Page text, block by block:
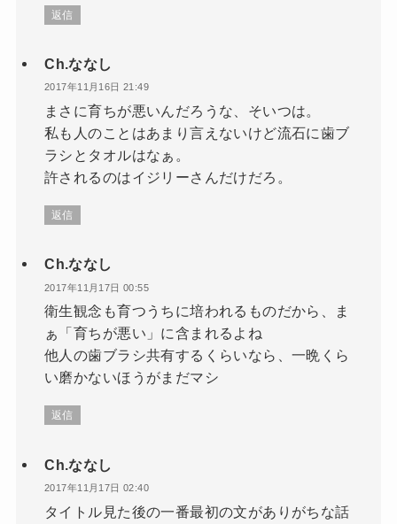
返信
Ch.ななし
2017年11月16日 21:49
まさに育ちが悪いんだろうな、そいつは。
私も人のことはあまり言えないけど流石に歯ブ
ラシとタオルはなぁ。
許されるのはイジリーさんだけだろ。
返信
Ch.ななし
2017年11月17日 00:55
衛生観念も育つうちに培われるものだから、ま
ぁ「育ちが悪い」に含まれるよね
他人の歯ブラシ共有するくらいなら、一晩くら
い磨かないほうがまだマシ
返信
Ch.ななし
2017年11月17日 02:40
タイトル見た後の一番最初の文がありがちな話